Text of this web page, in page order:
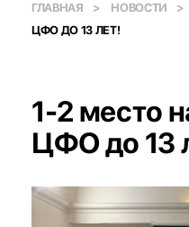
ГЛАВНАЯ НОВОСТИ
ЦФО ДО 13 ЛЕТ!
1-2 место
ЦФО до 13